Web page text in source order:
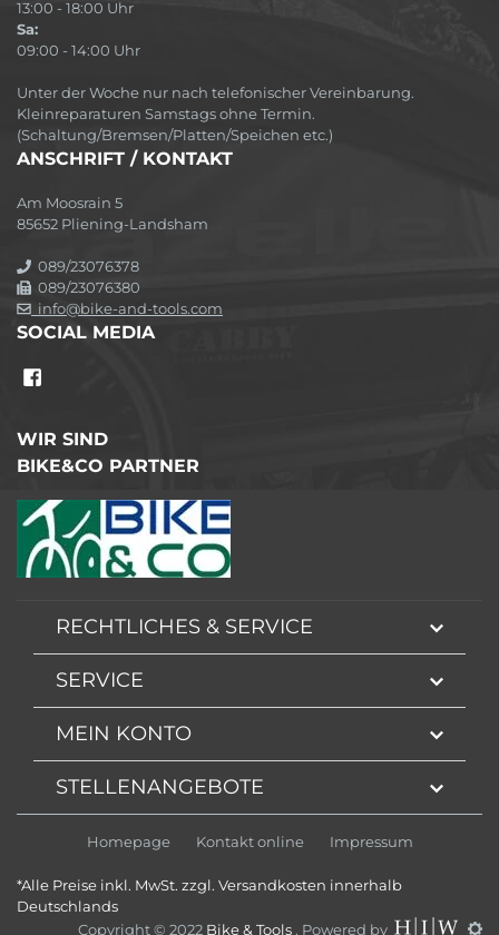
13:00 - 18:00 Uhr
Sa:
09:00 - 14:00 Uhr
Unter der Woche nur nach telefonischer Vereinbarung.
Kleinreparaturen Samstags ohne Termin.
(Schaltung/Bremsen/Platten/Speichen etc.)
ANSCHRIFT / KONTAKT
Am Moosrain 5
85652 Pliening-Landsham
089/23076378
089/23076380
info@bike-and-tools.com
SOCIAL MEDIA
WIR SIND
BIKE&CO PARTNER
RECHTLICHES & SERVICE
SERVICE
MEIN KONTO
STELLENANGEBOTE
Homepage Kontakt online Impressum
*Alle Preise inkl. MwSt. zzgl. Versandkosten innerhalb
Deutschlands
Copyright © 2022 Bike & Tools . Powered by